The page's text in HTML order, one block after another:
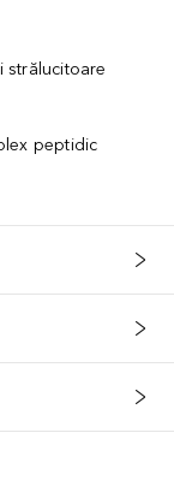
strălucitoare
peptidic